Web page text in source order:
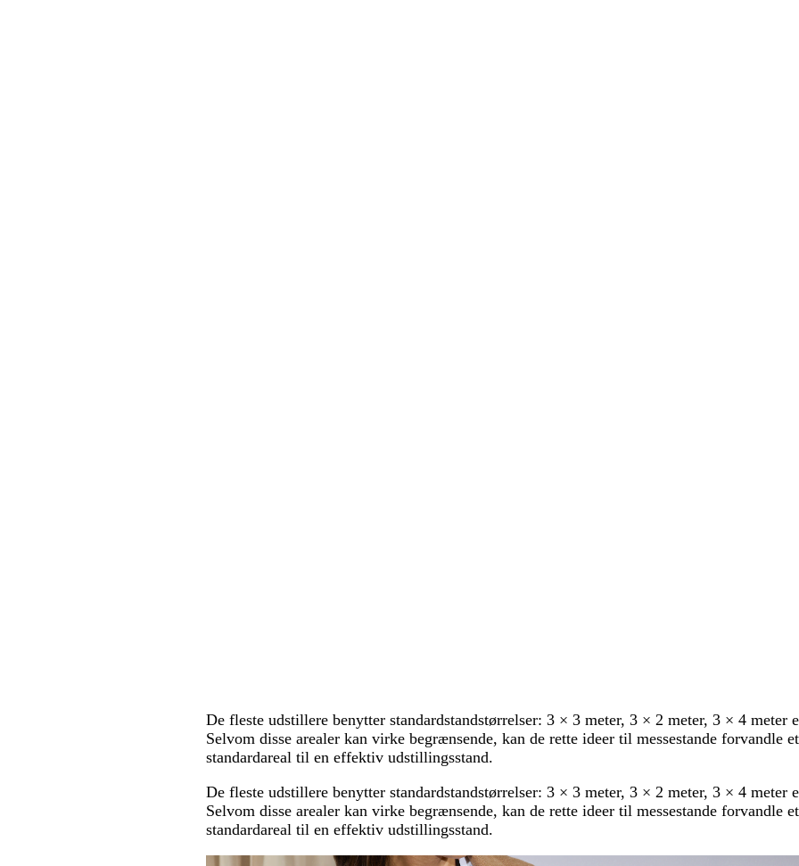
De fleste udstillere benytter standardstandstørrelser: 3 × 3 meter, 3 × 2 meter, 3 × 4 meter
Selvom disse arealer kan virke begrænsende, kan de rette ideer til messestande forvandle
standardareal til en effektiv udstillingsstand.
De fleste udstillere benytter standardstandstørrelser: 3 × 3 meter, 3 × 2 meter, 3 × 4 meter
Selvom disse arealer kan virke begrænsende, kan de rette ideer til messestande forvandle
standardareal til en effektiv udstillingsstand.